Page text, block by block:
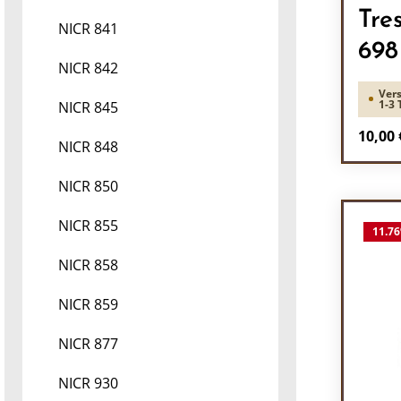
NICR 841
NICR 842
NICR 845
NICR 848
NICR 850
NICR 855
NICR 858
NICR 859
NICR 877
NICR 930
1-3
10,00
11.76